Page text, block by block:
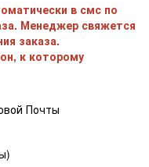
в смс по
Менеджер свяжется
заказа.
к которому
Почты